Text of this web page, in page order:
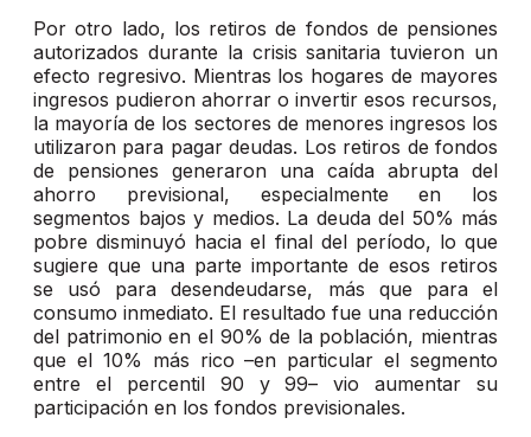
Por otro lado, los retiros de fondos de pensiones
autorizados durante la crisis sanitaria tuvieron un
efecto regresivo. Mientras los hogares de mayores
ingresos pudieron ahorrar o invertir esos recursos,
la mayoría de los sectores de menores ingresos los
utilizaron para pagar deudas. Los retiros de fondos
de pensiones generaron una caída abrupta del
ahorro previsional, especialmente en los
segmentos bajos y medios. La deuda del 50% más
pobre disminuyó hacia el final del período, lo que
sugiere que una parte importante de esos retiros
se usó para desendeudarse, más que para el
consumo inmediato. El resultado fue una reducción
del patrimonio en el 90% de la población, mientras
que el 10% más rico –en particular el segmento
entre el percentil 90 y 99– vio aumentar su
participación en los fondos previsionales.